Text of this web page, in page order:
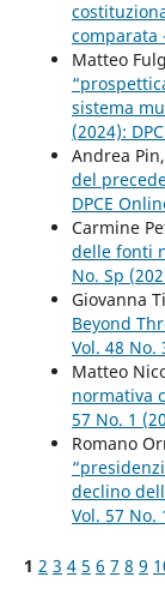
comparata
Matteo
sistema
(2024):
Andrea Pin,
del
DPCE
Carmine
delle fonti
No. Sp
Giovanna
Beyond
Vol. 48 No.
Matteo
normativa
57 No. 1
Romano
declino
Vol. 57 No.
1 2 3 4 5 6 7 8 9